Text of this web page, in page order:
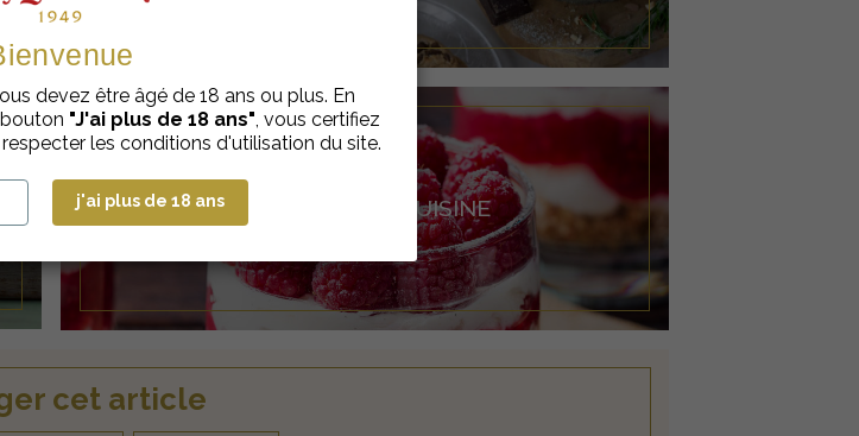
cet article
RECETTES DE CUISINE
devez être âgé de 18 ans ou plus. En
"J'ai plus de 18 ans", vous certifiez
les conditions d'utilisation du site.
j'ai plus de 18 ans